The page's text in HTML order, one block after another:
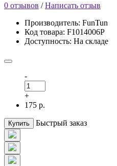
0 отзывов /Написать отзыв
Производитель: FunTun
Код товара: F1014006Р
Доступность: На складе
-
+
175 р.
Купить Быстрый заказ